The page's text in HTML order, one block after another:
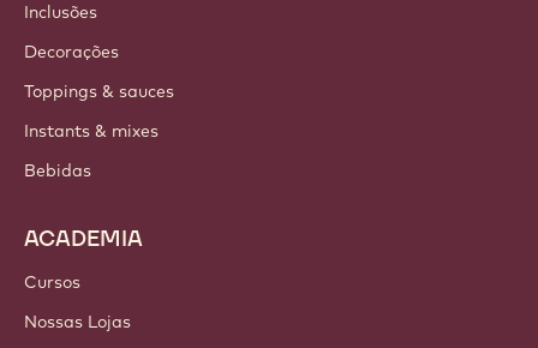
Inclusões
Decorações
Toppings & sauces
Instants & mixes
Bebidas
ACADEMIA
Cursos
Nossas Lojas